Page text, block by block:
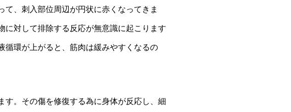
、刺入部位周辺が円状に赤くなってきま
対して排除する反応が無意識に起こります
循環が上がると、筋肉は緩みやすくなるの
す。その傷を修復する為に身体が反応し、細